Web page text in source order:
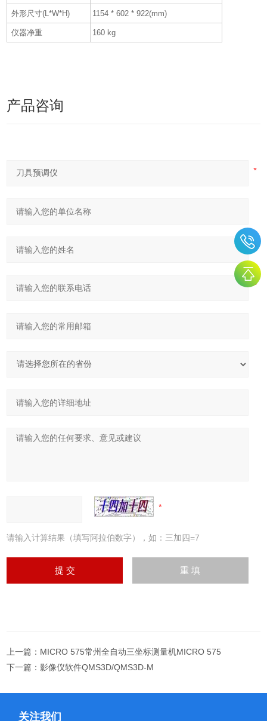
外形尺寸(L*W*H) 1154 * 602 * 922(mm)
仪器净重 160 kg
产品咨询
请输入计算结果（填写阿拉伯数字），如：三加四=7
上一篇： MICRO 575常州全自动三坐标测量机MICRO 575
下一篇：影像仪软件QMS3D/QMS3D-M
关注我们